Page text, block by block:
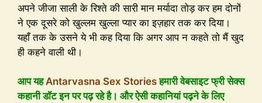
अपने जीजा साली के रिश्ते की सारी मान मर्यादा तोड़ कर हम दोनों
ने एक दूसरे को खुल्लम खुल्ला प्यार का इज़हार तक कर दिया।
यहाँ तक के उसने ये भी कह दिया कि अगर आप न कहते तो मैं खुद
ही कहने वाली थी।
आप यहAntarvasna Sex Storiesहमारी वेबसाइट फ्री सेक्स
कहानी डॉट इन पर पढ़ रहे है। और ऐसी कहानियां पढ़ने के लिए